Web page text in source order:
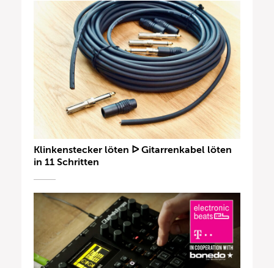
Klinkenstecker löten ᐅ Gitarrenkabel löten
in 11 Schritten